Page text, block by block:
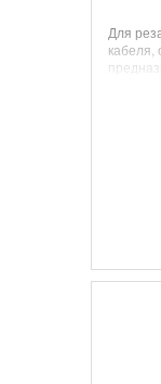
Для
кабеля,
чисто,